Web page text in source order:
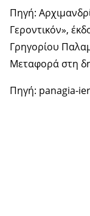
Πηγή:
Γεροντικόν»,
Γρηγορίου
Μεταφορά στη
Πηγή: panagia-